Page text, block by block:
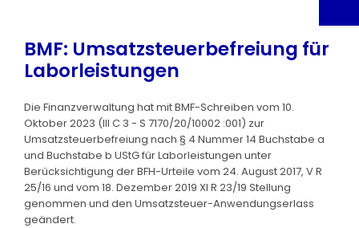
BMF: Umsatzsteuerbefreiung für
Laborleistungen
Die Finanzverwaltung hat mit BMF-Schreiben vom 10.
Oktober 2023 (III C 3 - S 7170/20/10002 :001) zur
Umsatzsteuerbefreiung nach § 4 Nummer 14 Buchstabe a
und Buchstabe b UStG für Laborleistungen unter
Berücksichtigung der BFH-Urteile vom 24. August 2017, V R
25/16 und vom 18. Dezember 2019 XI R 23/19 Stellung
genommen und den Umsatzsteuer-Anwendungserlass
geändert.